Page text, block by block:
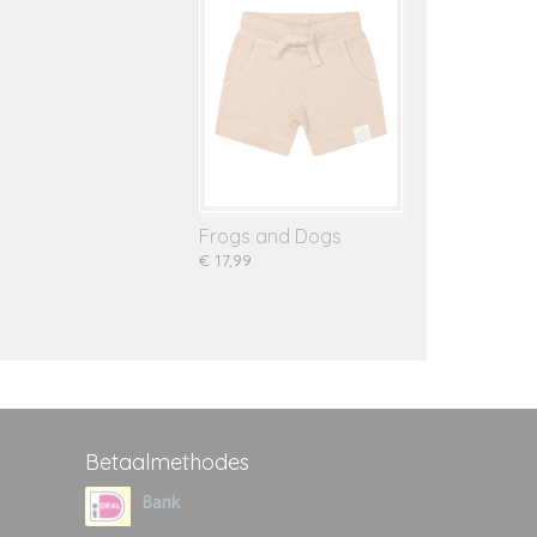
Frogs and Dogs
€ 17,99
Betaalmethodes